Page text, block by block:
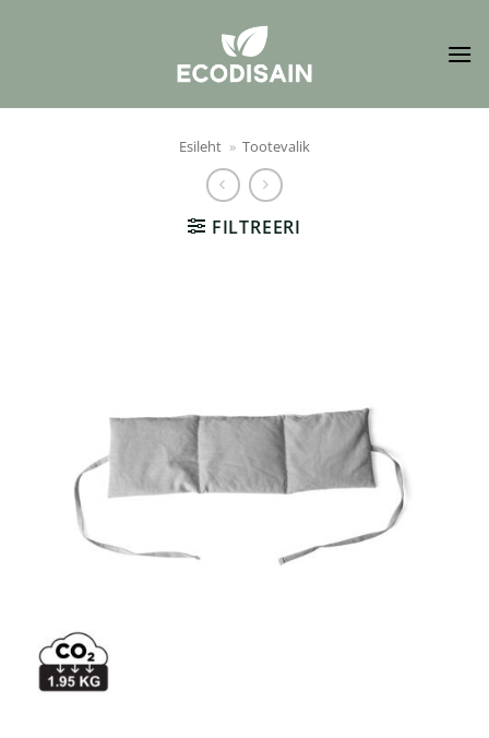
Esileht » Tootevalik
FILTREERI